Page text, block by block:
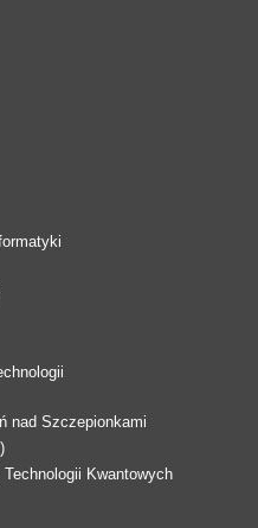
nad Szczepionkami
Kwantowych